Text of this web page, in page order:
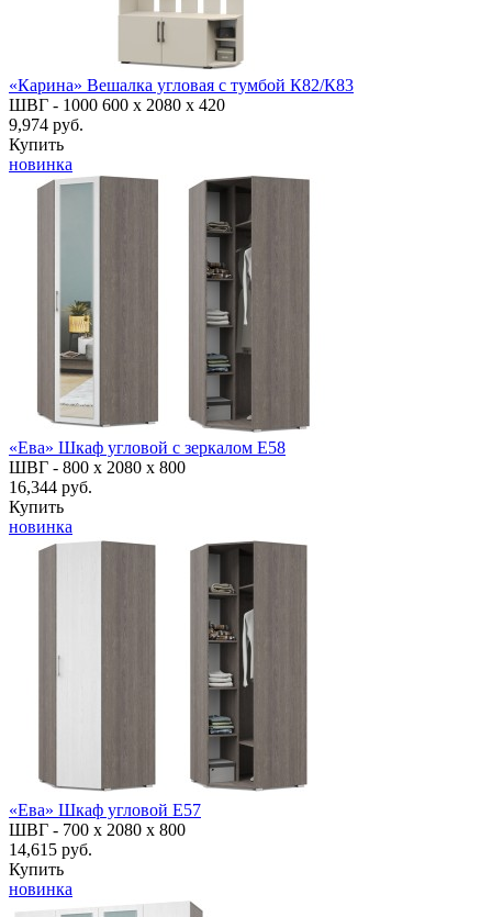
«Карина» Вешалка угловая с тумбой К82/К83
ШВГ - 1000 600 х 2080 х 420
9,974 руб.
Купить
новинка
«Ева» Шкаф угловой с зеркалом Е58
ШВГ - 800 х 2080 х 800
16,344 руб.
Купить
новинка
«Ева» Шкаф угловой Е57
ШВГ - 700 х 2080 х 800
14,615 руб.
Купить
новинка